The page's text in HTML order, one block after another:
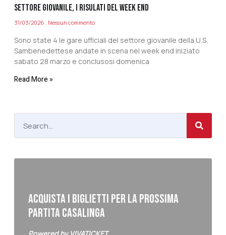
SETTORE GIOVANILE, I RISULATI DEL WEEK END
31/03/2026 Nessun commento
Sono state 4 le gare ufficiali del settore giovanile della U.S.
Sambenedettese andate in scena nel week end iniziato
sabato 28 marzo e conclusosi domenica
Read More »
ACQUISTA I BIGLIETTI PER LA PROSSIMA
PARTITA CASALINGA